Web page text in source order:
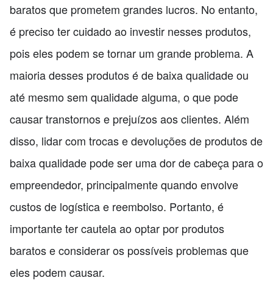
baratos que prometem grandes lucros. No entanto,
é preciso ter cuidado ao investir nesses produtos,
pois eles podem se tornar um grande problema. A
maioria desses produtos é de baixa qualidade ou
até mesmo sem qualidade alguma, o que pode
causar transtornos e prejuízos aos clientes. Além
disso, lidar com trocas e devoluções de produtos de
baixa qualidade pode ser uma dor de cabeça para o
empreendedor, principalmente quando envolve
custos de logística e reembolso. Portanto, é
importante ter cautela ao optar por produtos
baratos e considerar os possíveis problemas que
eles podem causar.